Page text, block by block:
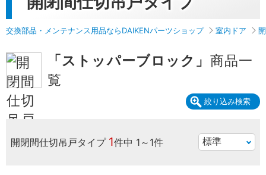
交換部品・メンテナンス用品ならDAIKENパーツショップ 室内ドア
「ストッパーブロック」 商品一
覧
絞り込み検索
開閉間仕切吊戸タイプ 1件中 1～1件